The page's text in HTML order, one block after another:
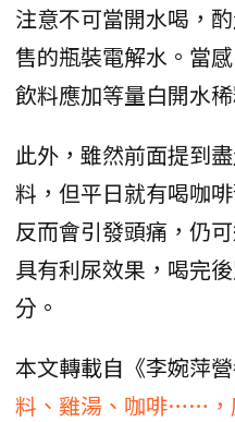
注意不可當開水喝，
售的瓶裝電解水。當
飲料應加等量白開水
此外，雖然前面提到
料，但平日就有喝咖
反而會引發頭痛，仍
具有利尿效果，喝完
分。
本文轉載自《李婉萍
料、雞湯、咖啡……，